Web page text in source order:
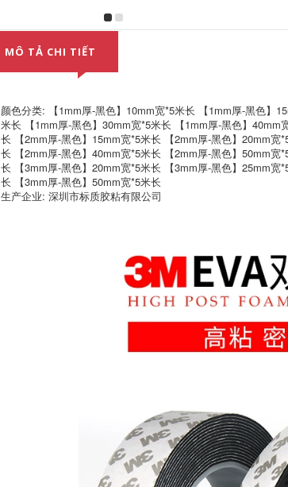
Tường gạch nhựa
không có dấu vết Độ
mạnh Bọt xốp có độ
nhớt cao Đen Xe
mặt dính trắng cố
định Cắt chết
304,000
3M9448A Keo dán
hai mặt trắng siêu
mỏng siêu mạnh
Đóng dính hai mặt
299,000
3MVHB49.1 TRUNG
Băng nano Băng
dính mạnh bằng
nhiệt độ cao
296,000
3M4914VHB Chất
dính hai mặt mạnh
mẽ 3M Sửa chữa
điện thoại di động
Bọt Bọt Keo dán
màn hình hai mặt
công suất hiệu quả
cao 3M Keo dán
keo hai mặt cố định
băng keo dính
378,000
MÔ TẢ CHI TIẾT
颜色分类: 【1mm厚-黑色】10mm宽*5米长 【1mm厚-黑色】
米长 【1mm厚-黑色】30mm宽*5米长 【1mm厚-黑色】
长 【2mm厚-黑色】15mm宽*5米长 【2mm厚-黑色】20mm
长 【2mm厚-黑色】40mm宽*5米长 【2mm厚-黑色】50mm
长 【3mm厚-黑色】20mm宽*5米长 【3mm厚-黑色】25mm
长 【3mm厚-黑色】50mm宽*5米长
生产企业: 深圳市标质胶粘有限公司